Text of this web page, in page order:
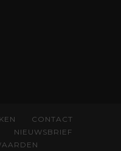
CONTACT
NIEUWSBRIEF